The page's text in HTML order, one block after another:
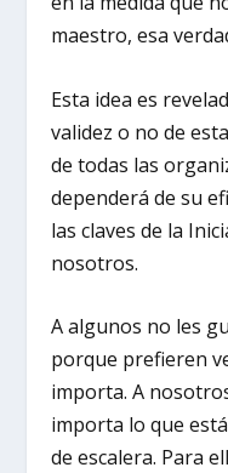
maestro, esa
Esta idea es
validez o no de
de todas las
dependerá de su
las claves de la
nosotros.
A algunos no les
porque prefieren
importa. A
importa lo que
de escalera. Para